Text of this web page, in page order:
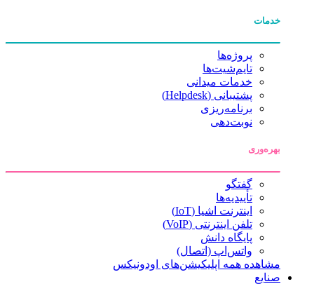
خدمات
پروژه‌ها
تایم‌شیت‌ها
خدمات میدانی
پشتیبانی (Helpdesk)
برنامه‌ریزی
نوبت‌دهی
بهره‌وری
گفتگو
تأییدیه‌ها
اینترنت اشیا (IoT)
تلفن اینترنتی (VoIP)
پایگاه دانش
واتس‌اپ (اتصال)
مشاهده همه اپلیکیشن‌های اودونیکس
صنایع